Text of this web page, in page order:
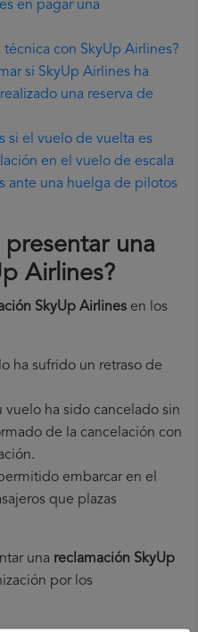
en pagar una
con SkyUp Airlines?
si SkyUp Airlines ha
una reserva de
si el vuelo de vuelta es
en el vuelo de escala
ante una huelga de pilotos
una
Airlines?
SkyUp Airlines en los
ha sufrido un retraso de
vuelo ha sido cancelado sin
de la cancelación con
embarcar en el
que plazas
una reclamación SkyUp
por los